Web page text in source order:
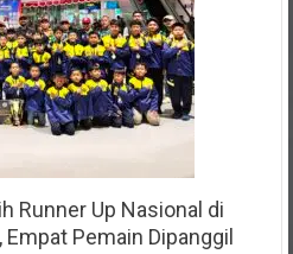
Runner Up Nasional di
Pemain Dipanggil
Timnas